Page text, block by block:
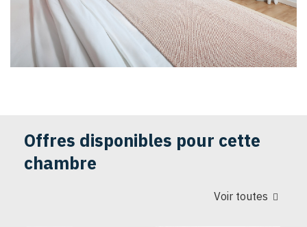
Offres disponibles pour cette
chambre
Voir toutes